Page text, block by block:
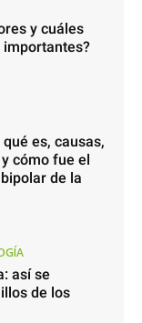
y cuáles
importantes?
es, causas,
cómo fue el
de la
así se
de los